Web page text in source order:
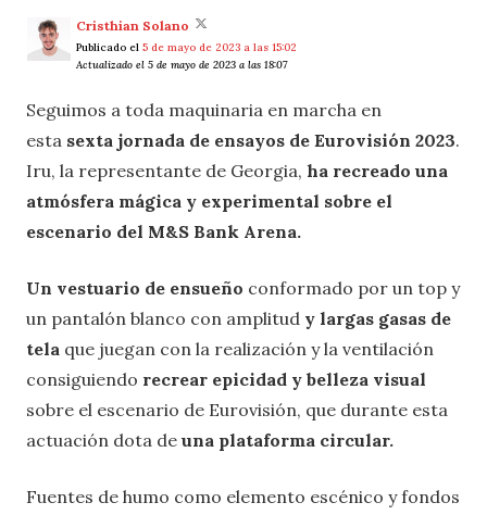
Cristhian Solano
Publicado el 5 de mayo de 2023 a las 15:02
Actualizado el 5 de mayo de 2023 a las 18:07
Seguimos a toda maquinaria en marcha en
esta sexta jornada de ensayos de Eurovisión 2023.
Iru, la representante de Georgia, ha recreado una
atmósfera mágica y experimental sobre el
escenario del M&S Bank Arena.
Un vestuario de ensueño conformado por un top y
un pantalón blanco con amplitud y largas gasas de
tela que juegan con la realización y la ventilación
consiguiendo recrear epicidad y belleza visual
sobre el escenario de Eurovisión, que durante esta
actuación dota de una plataforma circular.
Fuentes de humo como elemento escénico y fondos